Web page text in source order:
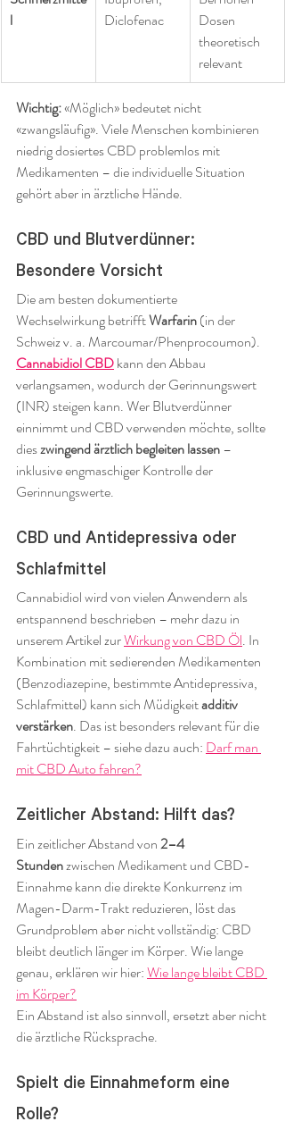
l
Diclofenac
Dosen
theoretisch
relevant
Wichtig: «Möglich» bedeutet nicht
«zwangsläufig». Viele Menschen kombinieren
niedrig dosiertes CBD problemlos mit
Medikamenten – die individuelle Situation
gehört aber in ärztliche Hände.
CBD und Blutverdünner:
Besondere Vorsicht
Die am besten dokumentierte
Wechselwirkung betrifft Warfarin (in der
Schweiz v. a. Marcoumar/Phenprocoumon).
Cannabidiol CBD kann den Abbau
verlangsamen, wodurch der Gerinnungswert
(INR) steigen kann. Wer Blutverdünner
einnimmt und CBD verwenden möchte, sollte
dies zwingend ärztlich begleiten lassen –
inklusive engmaschiger Kontrolle der
Gerinnungswerte.
CBD und Antidepressiva oder
Schlafmittel
Cannabidiol wird von vielen Anwendern als
entspannend beschrieben – mehr dazu in
unserem Artikel zur Wirkung von CBD Öl. In
Kombination mit sedierenden Medikamenten
(Benzodiazepine, bestimmte Antidepressiva,
Schlafmittel) kann sich Müdigkeit additiv
verstärken. Das ist besonders relevant für die
Fahrtüchtigkeit – siehe dazu auch: Darf man
mit CBD Auto fahren?
Zeitlicher Abstand: Hilft das?
Ein zeitlicher Abstand von 2–4
Stunden zwischen Medikament und CBD-
Einnahme kann die direkte Konkurrenz im
Magen-Darm-Trakt reduzieren, löst das
Grundproblem aber nicht vollständig: CBD
bleibt deutlich länger im Körper. Wie lange
genau, erklären wir hier: Wie lange bleibt CBD
im Körper?
Ein Abstand ist also sinnvoll, ersetzt aber nicht
die ärztliche Rücksprache.
Spielt die Einnahmeform eine
Rolle?